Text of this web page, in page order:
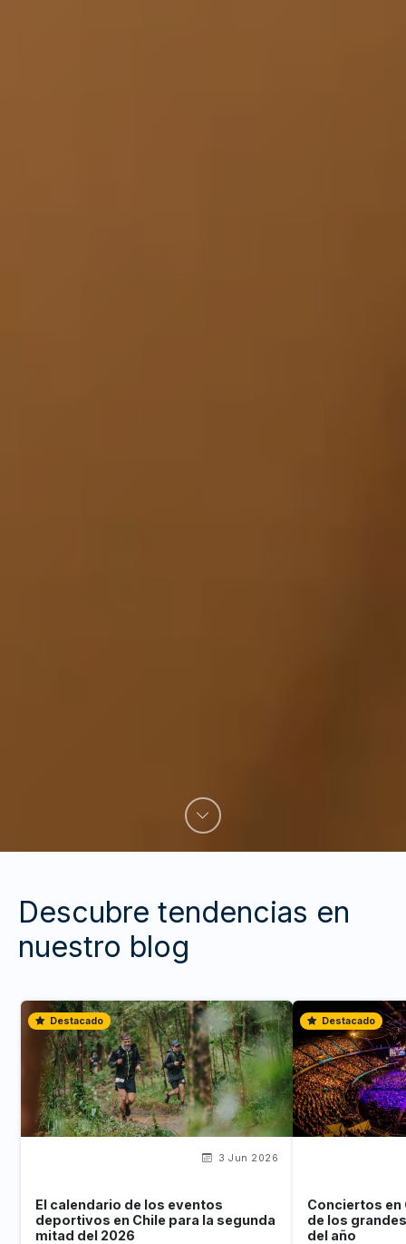
Descubre tendencias en
nuestro blog
Destacado
3 Jun 2026
El calendario de los eventos
deportivos en Chile para la segunda
mitad del 2026
Destacado
Conciertos en
de los
del año